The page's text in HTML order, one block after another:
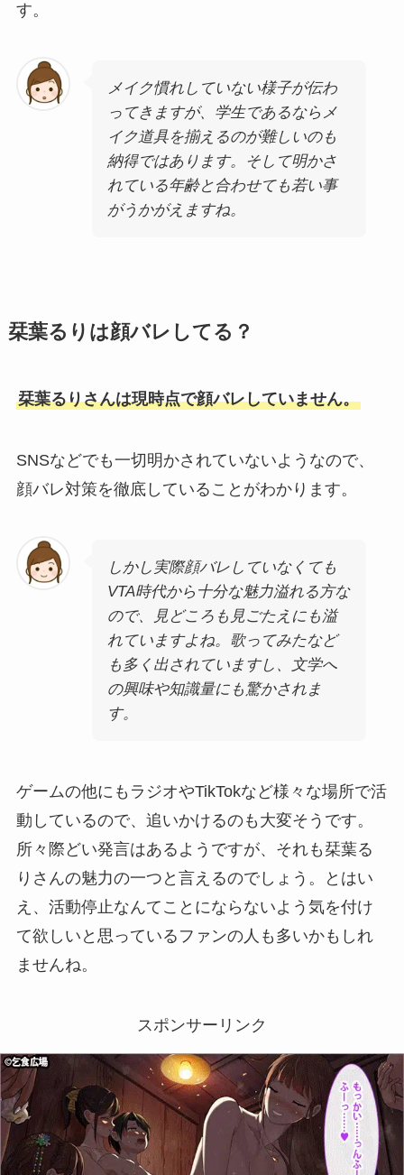
す。
メイク慣れしていない様子が伝わ
ってきますが、学生であるならメ
イク道具を揃えるのが難しいのも
納得ではあります。そして明かさ
れている年齢と合わせても若い事
がうかがえますね。
栞葉るりは顔バレしてる？
栞葉るりさんは現時点で顔バレしていません。
SNSなどでも一切明かされていないようなので、
顔バレ対策を徹底していることがわかります。
しかし実際顔バレしていなくても
VTA時代から十分な魅力溢れる方な
ので、見どころも見ごたえにも溢
れていますよね。歌ってみたなど
も多く出されていますし、文学へ
の興味や知識量にも驚かされま
す。
ゲームの他にもラジオやTikTokなど様々な場所で活
動しているので、追いかけるのも大変そうです。
所々際どい発言はあるようですが、それも栞葉る
りさんの魅力の一つと言えるのでしょう。とはい
え、活動停止なんてことにならないよう気を付け
て欲しいと思っているファンの人も多いかもしれ
ませんね。
スポンサーリンク